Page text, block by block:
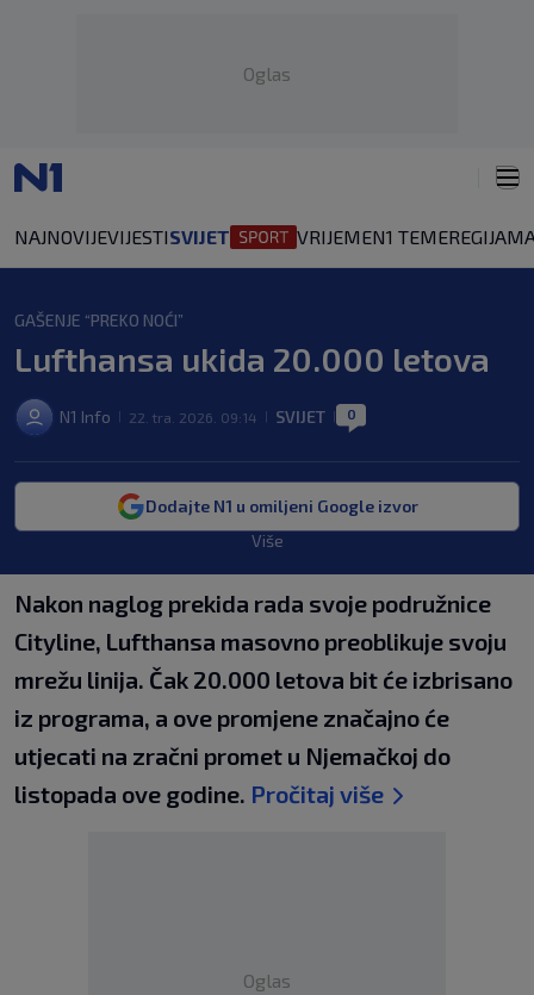
Oglas
NAJNOVIJEVIJESTISVIJET VRIJEMEN1 TEMEREGIJA
GAŠENJE “PREKO NOĆI”
Lufthansa ukida 20.000 letova
N1 Info 22. tra. 2026. 09:14 SVIJET 0
Dodajte N1 u omiljeni Google izvor
Više
Nakon naglog prekida rada svoje podružnice
Cityline, Lufthansa masovno preoblikuje svoju
mrežu linija. Čak 20.000 letova bit će izbrisano
iz programa, a ove promjene značajno će
utjecati na zračni promet u Njemačkoj do
listopada ove godine. Pročitaj više
Oglas